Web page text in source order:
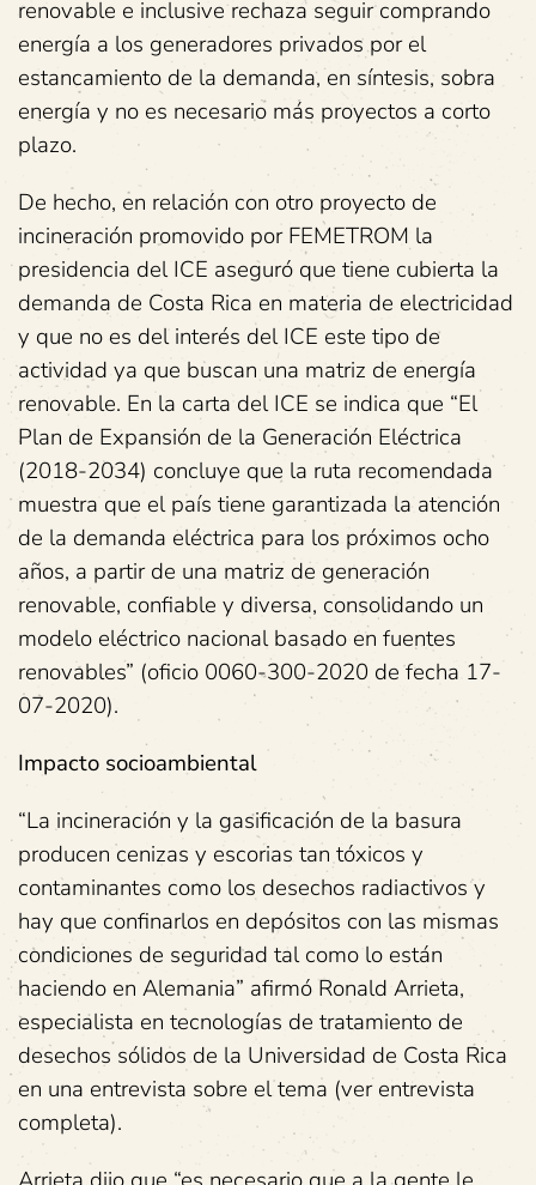
renovable e inclusive rechaza seguir comprando
energía a los generadores privados por el
estancamiento de la demanda, en síntesis, sobra
energía y no es necesario más proyectos a corto
plazo.
De hecho, en relación con otro proyecto de
incineración promovido por FEMETROM la
presidencia del ICE aseguró que tiene cubierta la
demanda de Costa Rica en materia de electricidad
y que no es del interés del ICE este tipo de
actividad ya que buscan una matriz de energía
renovable. En la carta del ICE se indica que “El
Plan de Expansión de la Generación Eléctrica
(2018-2034) concluye que la ruta recomendada
muestra que el país tiene garantizada la atención
de la demanda eléctrica para los próximos ocho
años, a partir de una matriz de generación
renovable, confiable y diversa, consolidando un
modelo eléctrico nacional basado en fuentes
renovables” (oficio 0060-300-2020 de fecha 17-
07-2020).
Impacto socioambiental
“La incineración y la gasificación de la basura
producen cenizas y escorias tan tóxicos y
contaminantes como los desechos radiactivos y
hay que confinarlos en depósitos con las mismas
condiciones de seguridad tal como lo están
haciendo en Alemania” afirmó Ronald Arrieta,
especialista en tecnologías de tratamiento de
desechos sólidos de la Universidad de Costa Rica
en una entrevista sobre el tema (ver entrevista
completa).